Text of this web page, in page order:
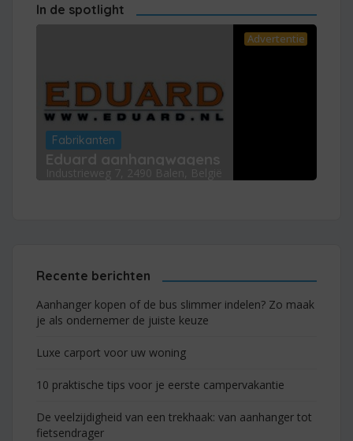
In de spotlight
Advertentie
Fabrikanten
Recente berichten
Aanhanger kopen of de bus slimmer indelen? Zo maak
je als ondernemer de juiste keuze
Luxe carport voor uw woning
10 praktische tips voor je eerste campervakantie
De veelzijdigheid van een trekhaak: van aanhanger tot
fietsendrager